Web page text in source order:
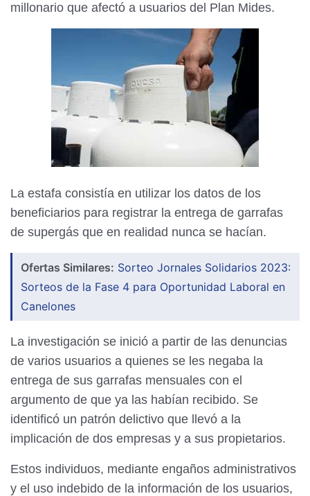
millonario que afectó a usuarios del Plan Mides.
La estafa consistía en utilizar los datos de los
beneficiarios para registrar la entrega de garrafas
de supergás que en realidad nunca se hacían.
Ofertas Similares: Sorteo Jornales Solidarios 2023:
Sorteos de la Fase 4 para Oportunidad Laboral en
Canelones
La investigación se inició a partir de las denuncias
de varios usuarios a quienes se les negaba la
entrega de sus garrafas mensuales con el
argumento de que ya las habían recibido. Se
identificó un patrón delictivo que llevó a la
implicación de dos empresas y a sus propietarios.
Estos individuos, mediante engaños administrativos
y el uso indebido de la información de los usuarios,